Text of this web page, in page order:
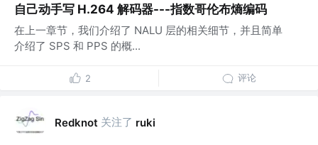
自己动手写 H.264 解码器---指数哥伦布熵编码
在上一章节，我们介绍了 NALU 层的相关细节，并且简单
介绍了 SPS 和 PPS 的概...
2 评论
Redknot 关注了 ruki